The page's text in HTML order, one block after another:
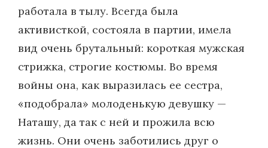
работала в тылу. Всегда была
активисткой, состояла в партии, имела
вид очень брутальный: короткая мужская
стрижка, строгие костюмы. Во время
войны она, как выразилась ее сестра,
«подобрала» молоденькую девушку —
Наташу, да так с ней и прожила всю
жизнь. Они очень заботились друг о